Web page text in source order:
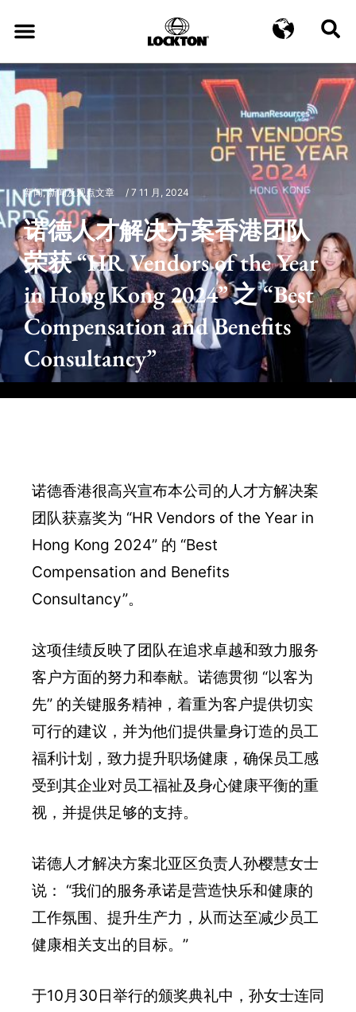
新闻,新闻及观点文章 / 7 11 月, 2024
诺德人才解决方案香港团队
荣获 “HR Vendors of the Year
in Hong Kong 2024” 之 “Best
Compensation and Benefits
Consultancy”
诺德香港很高兴宣布本公司的人才方解决案
团队获嘉奖为 “HR Vendors of the Year in
Hong Kong 2024” 的 “Best
Compensation and Benefits
Consultancy”。
这项佳绩反映了团队在追求卓越和致力服务
客户方面的努力和奉献。诺德贯彻 “以客为
先” 的关键服务精神，着重为客户提供切实
可行的建议，并为他们提供量身订造的员工
福利计划，致力提升职场健康，确保员工感
受到其企业对员工福祉及身心健康平衡的重
视，并提供足够的支持。
诺德人才解决方案北亚区负责人孙樱慧女士
说： “我们的服务承诺是营造快乐和健康的
工作氛围、提升生产力，从而达至减少员工
健康相关支出的目标。”
于10月30日举行的颁奖典礼中，孙女士连同